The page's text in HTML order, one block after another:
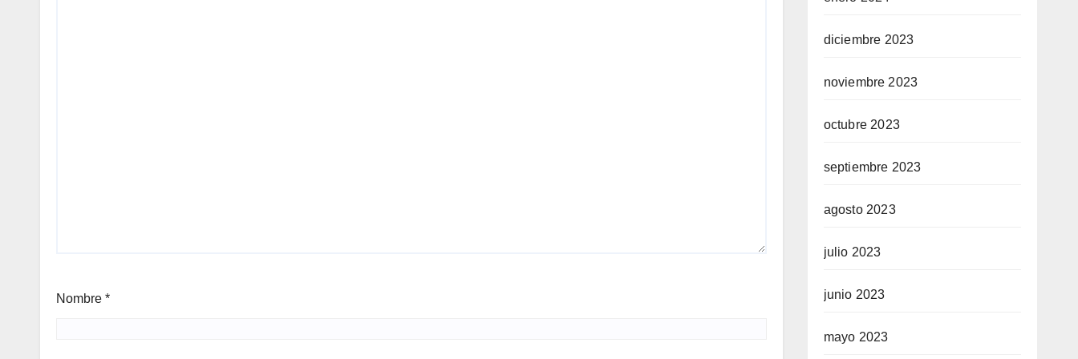
Nombre *
diciembre 2023
noviembre 2023
octubre 2023
septiembre 2023
agosto 2023
julio 2023
junio 2023
mayo 2023